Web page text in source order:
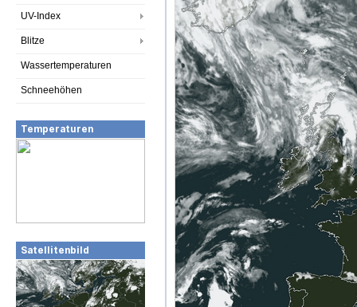
UV-Index
Blitze
Wassertemperaturen
Schneehöhen
Temperaturen
Satellitenbild